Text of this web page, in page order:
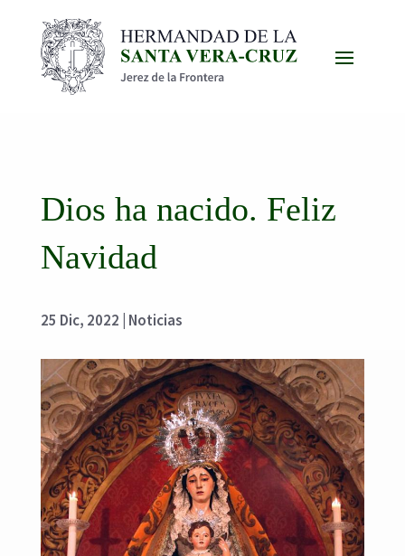
Dios ha nacido. Feliz
Navidad
25 Dic, 2022 Noticias